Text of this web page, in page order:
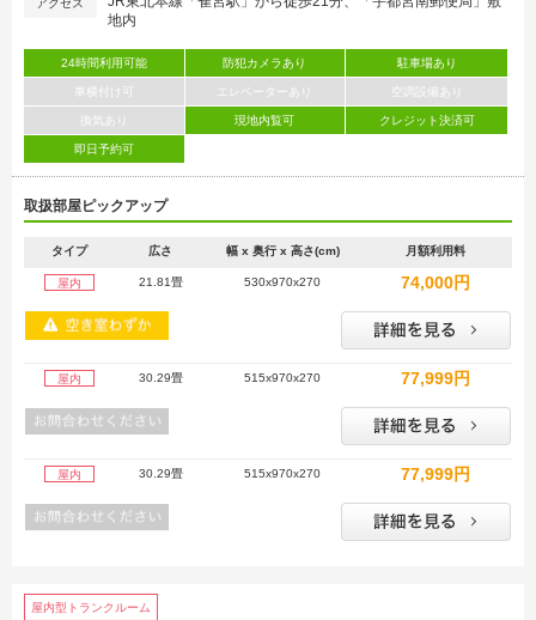
アクセス
地内
24時間利用可能 防犯カメラあり 駐車場あり
車横付け可 エレベーターあり 空調設備あり
換気あり 現地内覧可 クレジット決済可
即日予約可
取扱部屋ピックアップ
タイプ 広さ 幅 x 奥行 x 高さ(cm) 月額利用料
屋内 21.81畳 530x970x270 74,000円
屋内 30.29畳 515x970x270 77,999円
屋内 30.29畳 515x970x270 77,999円
屋内型トランクルーム